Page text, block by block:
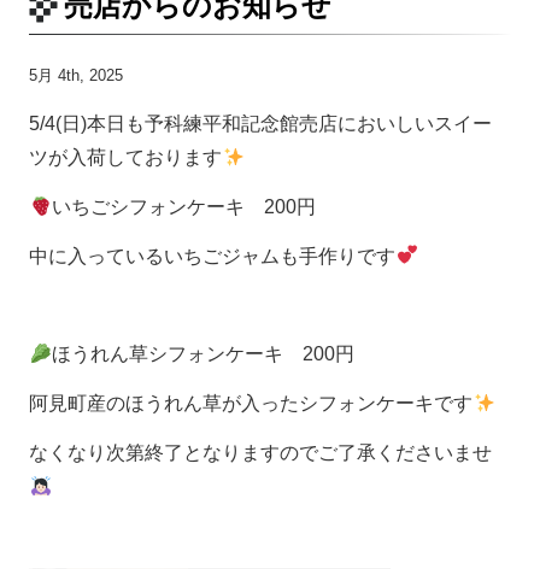
5月 4th, 2025
5/4(日)本日も予科練平和記念館売店においしいスイー
ツが入荷しております
いちごシフォンケーキ 200円
中に入っているいちごジャムも手作りです
ほうれん草シフォンケーキ 200円
阿見町産のほうれん草が入ったシフォンケーキです
なくなり次第終了となりますのでご了承くださいませ